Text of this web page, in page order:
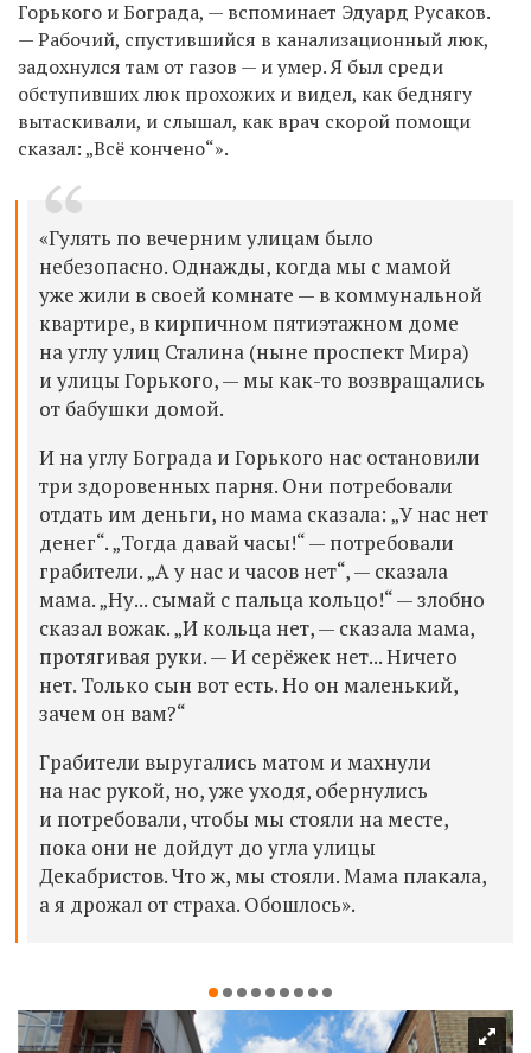
Горького и Бограда, — вспоминает Эдуард Русаков.
— Рабочий, спустившийся в канализационный люк,
задохнулся там от газов — и умер. Я был среди
обступивших люк прохожих и видел, как беднягу
вытаскивали, и слышал, как врач скорой помощи
сказал: „Всё кончено“».
«Гулять по вечерним улицам было
небезопасно. Однажды, когда мы с мамой
уже жили в своей комнате — в коммунальной
квартире, в кирпичном пятиэтажном доме
на углу улиц Сталина (ныне проспект Мира)
и улицы Горького, — мы как-то возвращались
от бабушки домой.
И на углу Бограда и Горького нас остановили
три здоровенных парня. Они потребовали
отдать им деньги, но мама сказала: „У нас нет
денег“. „Тогда давай часы!“ — потребовали
грабители. „А у нас и часов нет“, — сказала
мама. „Ну... сымай с пальца кольцо!“ — злобно
сказал вожак. „И кольца нет, — сказала мама,
протягивая руки. — И серёжек нет... Ничего
нет. Только сын вот есть. Но он маленький,
зачем он вам?“
Грабители выругались матом и махнули
на нас рукой, но, уже уходя, обернулись
и потребовали, чтобы мы стояли на месте,
пока они не дойдут до угла улицы
Декабристов. Что ж, мы стояли. Мама плакала,
а я дрожал от страха. Обошлось».